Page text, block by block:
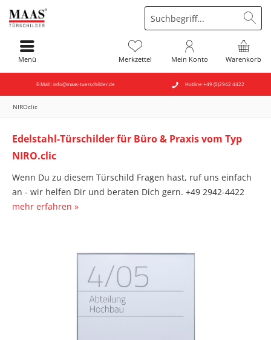
E-Mail : info@maas-tuerschilder.de Hotline +49 (0)2942 4422
Warenkorb
Merkzettel Mein Konto
Menü
NIROclic
Edelstahl-Türschilder für Büro & Praxis vom Typ
NIRO.clic
Wenn Du zu diesem Türschild Fragen hast, ruf uns einfach
an - wir helfen Dir und beraten Dich gern. +49 2942-4422
mehr erfahren »